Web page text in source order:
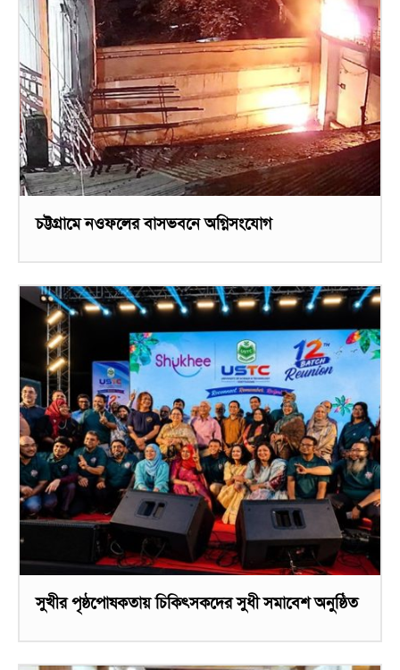
চট্টগ্রামে নওফলের বাসভবনে অগ্নিসংযোগ
সুখীর পৃষ্ঠপোষকতায় চিকিৎসকদের সুধী সমাবেশ অনুষ্ঠিত